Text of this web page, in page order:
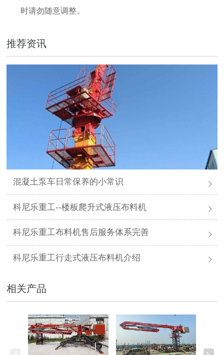
时请勿随意调整。
推荐资讯
混凝土泵车日常保养的小常识
科尼乐重工--楼板爬升式液压布料机
科尼乐重工布料机售后服务体系完善
科尼乐重工行走式液压布料机介绍
相关产品